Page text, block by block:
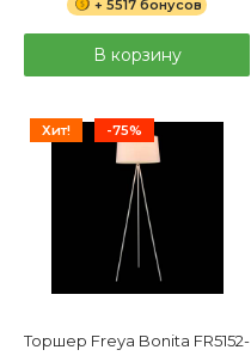
+ 5517 бонусов
В корзину
Хит! -75%
Торшер Freya Bonita FR5152-